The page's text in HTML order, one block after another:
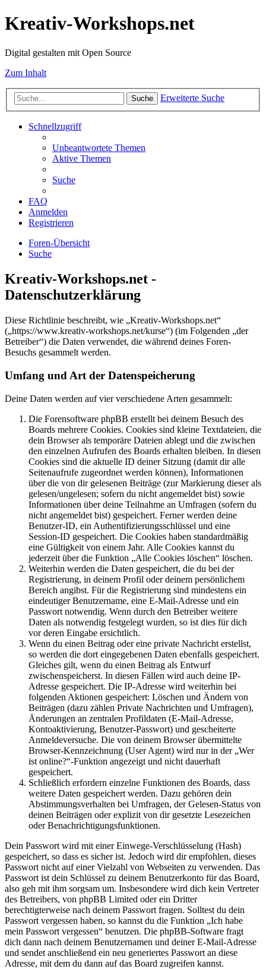
Kreativ-Workshops.net
Digital gestalten mit Open Source
Zum Inhalt
Suche Erweiterte Suche
Schnellzugriff
Unbeantwortete Themen
Aktive Themen
Suche
FAQ
Anmelden
Registrieren
Foren-Übersicht
Suche
Kreativ-Workshops.net -
Datenschutzerklärung
Diese Richtlinie beschreibt, wie „Kreativ-Workshops.net“
(„https://www.kreativ-workshops.net/kurse“) (im Folgenden „der
Betreiber“) die Daten verwendet, die während deines Foren-
Besuchs gesammelt werden.
Umfang und Art der Datenspeicherung
Deine Daten werden auf vier verschiedene Arten gesammelt:
Die Forensoftware phpBB erstellt bei deinem Besuch des
Boards mehrere Cookies. Cookies sind kleine Textdateien, die
dein Browser als temporäre Dateien ablegt und die zwischen
den einzelnen Aufrufen des Boards erhalten bleiben. In diesen
Cookies sind die aktuelle ID deiner Sitzung (damit dir alle
Seitenaufrufe zugeordnet werden können), Informationen
über die von dir gelesenen Beiträge (zur Markierung dieser als
gelesen/ungelesen; sofern du nicht angemeldet bist) sowie
Informationen über deine Teilnahme an Umfragen (sofern du
nicht angemeldet bist) gespeichert. Ferner werden deine
Benutzer-ID, ein Authentifizierungsschlüssel und eine
Session-ID gespeichert. Die Cookies haben standardmäßig
eine Gültigkeit von einem Jahr. Alle Cookies kannst du
jederzeit über die Funktion „Alle Cookies löschen“ löschen.
Weiterhin werden die Daten gespeichert, die du bei der
Registrierung, in deinem Profil oder deinem persönlichem
Bereich angibst. Für die Registrierung sind mindestens ein
eindeutiger Benutzername, eine E-Mail-Adresse und ein
Passwort notwendig. Wenn durch den Betreiber weitere
Daten als notwendig festgelegt wurden, so ist dies für dich
vor deren Eingabe ersichtlich.
Wenn du einen Beitrag oder eine private Nachricht erstellst,
so werden die dort eingegebenen Daten ebenfalls gespeichert.
Gleiches gilt, wenn du einen Beitrag als Entwurf
zwischenspeicherst. In diesen Fällen wird auch deine IP-
Adresse gespeichert. Die IP-Adresse wird weiterhin bei
folgenden Aktionen gespeichert: Löschen und Ändern von
Beiträgen (dazu zählen Private Nachrichten und Umfragen),
Änderungen an zentralen Profildaten (E-Mail-Adresse,
Kontoaktivierung, Benutzer-Passwort) und gescheiterte
Anmeldeversuche. Die von deinem Browser übermittelte
Browser-Kennzeichnung (User Agent) wird nur in der „Wer
ist online?“-Funktion angezeigt und nicht dauerhaft
gespeichert.
Schließlich erfordern einzelne Funktionen des Boards, dass
weitere Daten gespeichert werden. Dazu gehören dein
Abstimmungsverhalten bei Umfragen, der Gelesen-Status von
deinen Beiträgen oder explizit von dir gesetzte Lesezeichen
oder Benachrichtigungsfunktionen.
Dein Passwort wird mit einer Einwege-Verschlüsselung (Hash)
gespeichert, so dass es sicher ist. Jedoch wird dir empfohlen, dieses
Passwort nicht auf einer Vielzahl von Webseiten zu verwenden. Das
Passwort ist dein Schlüssel zu deinem Benutzerkonto für das Board,
also geh mit ihm sorgsam um. Insbesondere wird dich kein Vertreter
des Betreibers, von phpBB Limited oder ein Dritter
berechtigterweise nach deinem Passwort fragen. Solltest du dein
Passwort vergessen haben, so kannst du die Funktion „Ich habe
mein Passwort vergessen“ benutzen. Die phpBB-Software fragt
dich dann nach deinem Benutzernamen und deiner E-Mail-Adresse
und sendet anschließend ein neu generiertes Passwort an diese
Adresse, mit dem du dann auf das Board zugreifen kannst.